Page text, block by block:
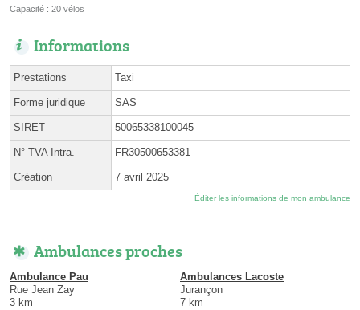
Capacité : 20 vélos
Informations
Prestations Taxi
Forme juridique SAS
SIRET 50065338100045
N° TVA Intra. FR30500653381
Création 7 avril 2025
Éditer les informations de mon ambulance
Ambulances proches
Ambulance Pau
Rue Jean Zay
3 km
Ambulances Lacoste
Jurançon
7 km